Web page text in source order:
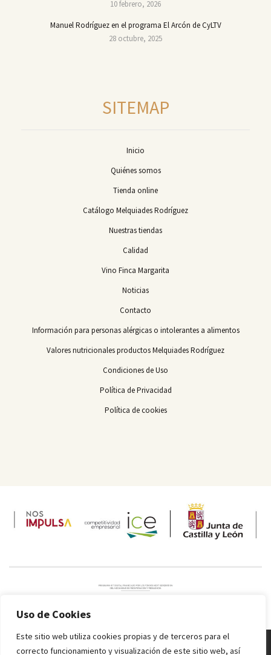
Uso de Cookies
Este sitio web utiliza cookies propias y de terceros para el
correcto funcionamiento y visualización de este sitio web, así
10 febrero, 2026
Manuel Rodríguez en el programa El Arcón de CyLTV
28 octubre, 2025
SITEMAP
Inicio
Quiénes somos
Tienda online
Catálogo Melquiades Rodríguez
Nuestras tiendas
Calidad
Vino Finca Margarita
Noticias
Contacto
Información para personas alérgicas o intolerantes a alimentos
Valores nutricionales productos Melquiades Rodríguez
Condiciones de Uso
Política de Privacidad
Política de cookies